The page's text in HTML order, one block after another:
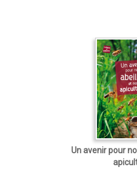
Un avenir pour